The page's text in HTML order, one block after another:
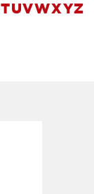
TUVWXYZ